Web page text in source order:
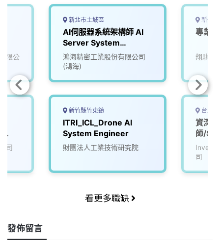
限公
司
新北市土城區
AI伺服器系統架構師 AI
Server System
Architect
鴻海精密工業股份有限公司
(鴻海)
新竹縣竹東鎮
ITRI_ICL_Drone AI
System Engineer
財團法人工業技術研究院
新竹
專業
翔騏空
台北
資深
師/
司
看更多職缺
發佈留言